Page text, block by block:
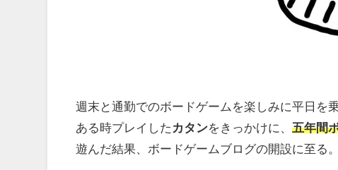
週末と通勤でのボードゲームを楽しみに平日を
ある時プレイした カタンをきっかけに、五年間
遊んだ結果、ボードゲームブログの開設に至る。